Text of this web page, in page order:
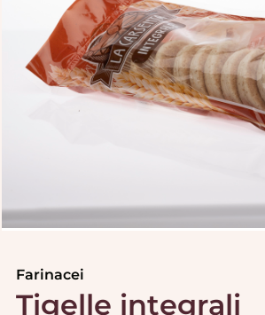
Farinacei
Tigelle integrali